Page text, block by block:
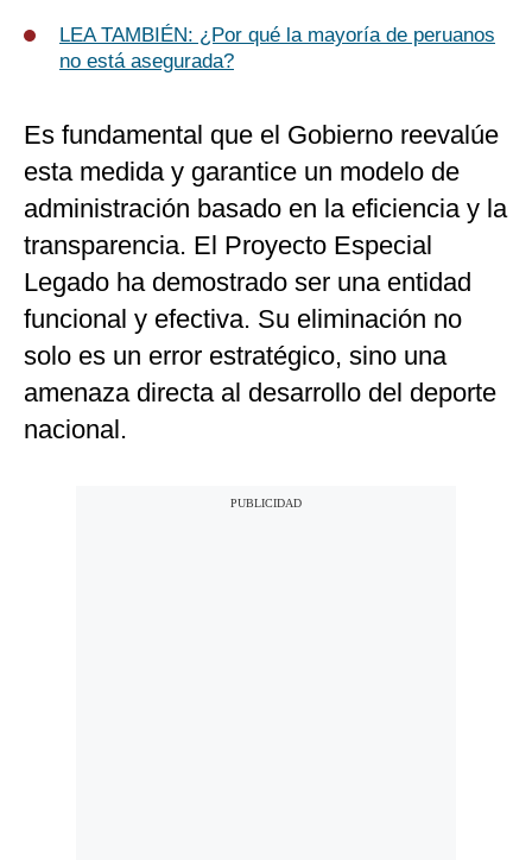
LEA TAMBIÉN: ¿Por qué la mayoría de peruanos
no está asegurada?
Es fundamental que el Gobierno reevalúe
esta medida y garantice un modelo de
administración basado en la eficiencia y la
transparencia. El Proyecto Especial
Legado ha demostrado ser una entidad
funcional y efectiva. Su eliminación no
solo es un error estratégico, sino una
amenaza directa al desarrollo del deporte
nacional.